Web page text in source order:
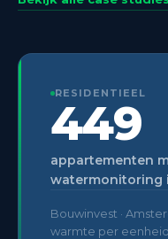
RESIDENTIEEL
449
appartementen
watermonitoring
Bouwinvest ·
warmte per